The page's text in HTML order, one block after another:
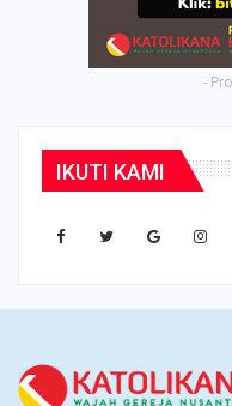
-
IKUTI KAMI